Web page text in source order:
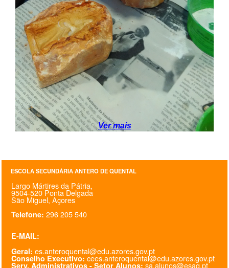
ESCOLA
ALUNOS
PROFESSORES
ENC. DE EDUCAÇÃO
Ver mais
ESCOLA SECUNDÁRIA ANTERO DE QUENTAL
Largo Mártires da Pátria,
9504-520 Ponta Delgada
São Miguel, Açores
Telefone: 296 205 540
E-MAIL:
Geral: es.anteroquental@edu.azores.gov.pt
Conselho Executivo: cees.anteroquental@edu.azores.gov.pt
Serv. Administrativos - Setor Alunos: sa.alunos@esaq.pt